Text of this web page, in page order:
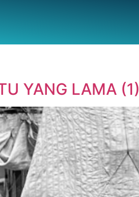
YANG LAMA (1)